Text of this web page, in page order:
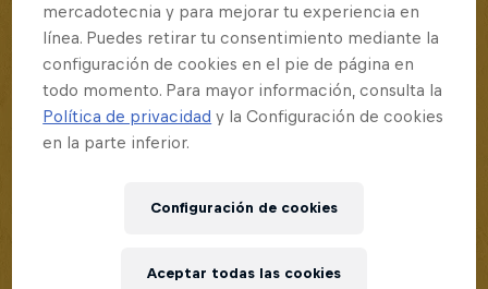
20 Años de Rimas
MC BATTLE
mercadotecnia y para mejorar tu experiencia en
línea. Puedes retirar tu consentimiento mediante la
configuración de cookies en el pie de página en
todo momento. Para mayor información, consulta la
Política de privacidad y la Configuración de cookies
en la parte inferior.
Configuración de cookies
Aceptar todas las cookies